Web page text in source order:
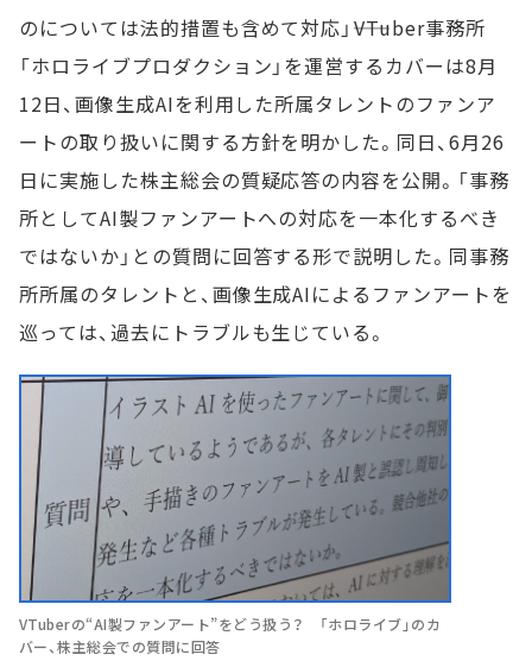
のについては法的措置も含めて対応」――VTuber事務所
「ホロライブプロダクション」を運営するカバーは8月
12日、画像生成AIを利用した所属タレントのファンア
ートの取り扱いに関する方針を明かした。同日、6月26
日に実施した株主総会の質疑応答の内容を公開。「事務
所としてAI製ファンアートへの対応を一本化するべき
ではないか」との質問に回答する形で説明した。同事務
所所属のタレントと、画像生成AIによるファンアートを
巡っては、過去にトラブルも生じている。
VTuberの“AI製ファンアート”をどう扱う？ 「ホロライブ」のカ
バー、株主総会での質問に回答